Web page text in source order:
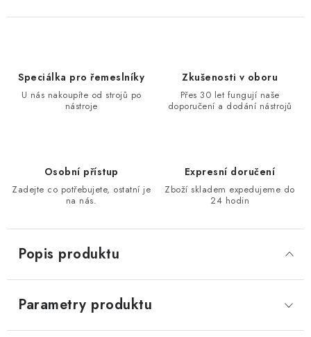
Speciálka pro řemeslníky
U nás nakoupíte od strojů po
nástroje
Zkušenosti v oboru
Přes 30 let fungují naše
doporučení a dodání nástrojů
Osobní přístup
Zadejte co potřebujete, ostatní je
na nás.
Expresní doručení
Zboží skladem expedujeme do
24 hodin
Popis produktu
Parametry produktu